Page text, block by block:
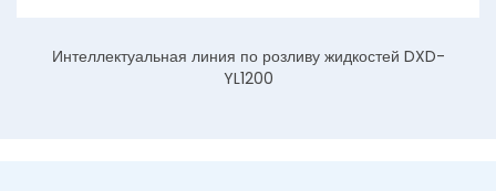
Интеллектуальная линия по розливу жидкостей DXD-
YL1200